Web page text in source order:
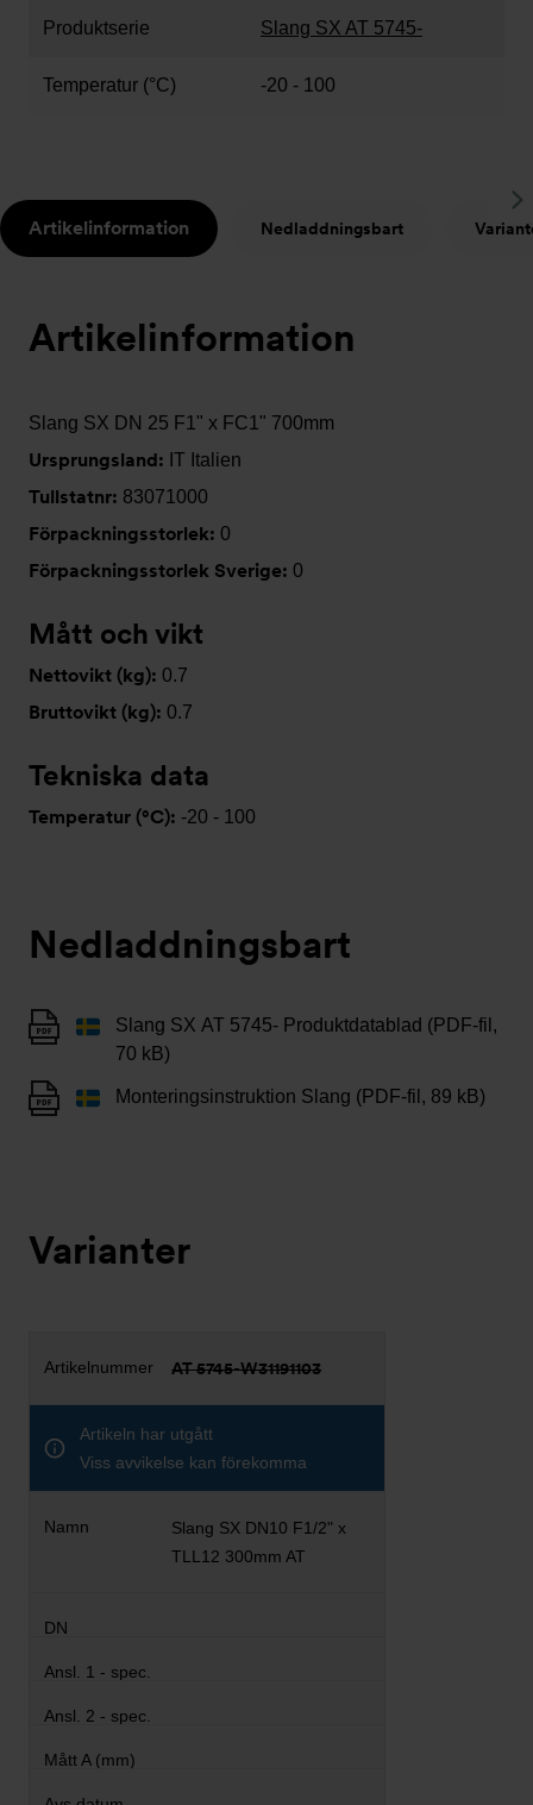
Produktserie Slang SX AT 5745-
Temperatur (°C) -20 - 100
Artikelinformation Nedladdningsbart
Artikelinformation
Slang SX DN 25 F1" x FC1" 700mm
Ursprungsland: IT Italien
Tullstatnr: 83071000
Förpackningsstorlek: 0
Förpackningsstorlek Sverige: 0
Mått och vikt
Nettovikt (kg): 0.7
Bruttovikt (kg): 0.7
Tekniska data
Temperatur (°C): -20 - 100
Nedladdningsbart
Slang SX AT 5745- Produktdatablad (PDF-fil,
70 kB)
Monteringsinstruktion Slang (PDF-fil, 89 kB)
Varianter
AT 5745-W31191103
Artikeln har utgått
Viss avvikelse kan förekomma
Slang SX DN10 F1/2" x
TLL12 300mm AT